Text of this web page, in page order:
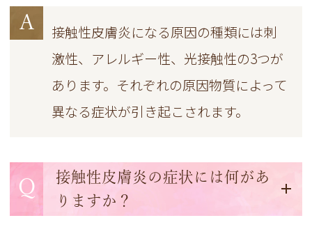
A
接触性皮膚炎になる原因の種類には刺
激性、アレルギー性、光接触性の3つが
あります。それぞれの原因物質によって
異なる症状が引き起こされます。
Q
接触性皮膚炎の症状には何があ
りますか？